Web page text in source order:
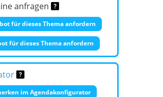
anfragen
für dieses Thema anfordern
für dieses Thema anfordern
im Agendakonfigurator